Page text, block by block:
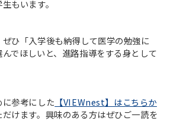
もいます。
ひ「入学後も納得して医学の勉強に
でほしいと、進路指導をする身として
参考にした 【VIEWnest】はこちらか
だけます。興味のある方はぜひご一読を